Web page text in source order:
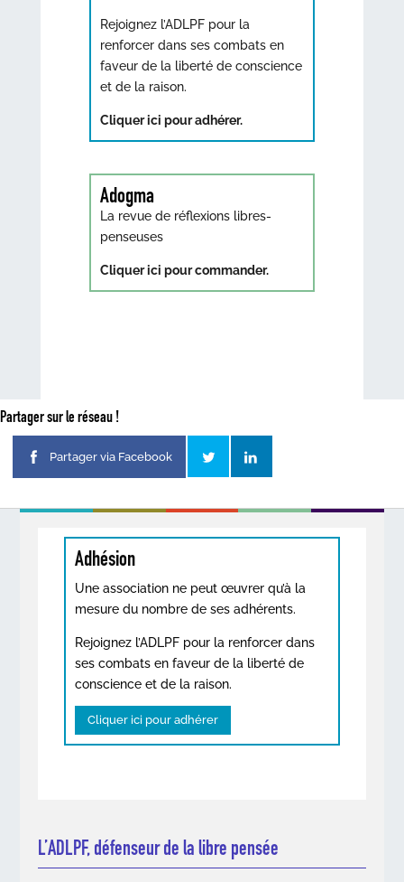
Rejoignez l’ADLPF pour la
renforcer dans ses combats en
faveur de la liberté de conscience
et de la raison.
Cliquer ici pour adhérer.
Adogma
La revue de réflexions libres-
penseuses
Cliquer ici pour commander.
Partager sur le réseau !
Partager via Facebook
Adhésion
Une association ne peut œuvrer qu’à la
mesure du nombre de ses adhérents.
Rejoignez l’ADLPF pour la renforcer dans
ses combats en faveur de la liberté de
conscience et de la raison.
Cliquer ici pour adhérer
L’ADLPF, défenseur de la libre pensée